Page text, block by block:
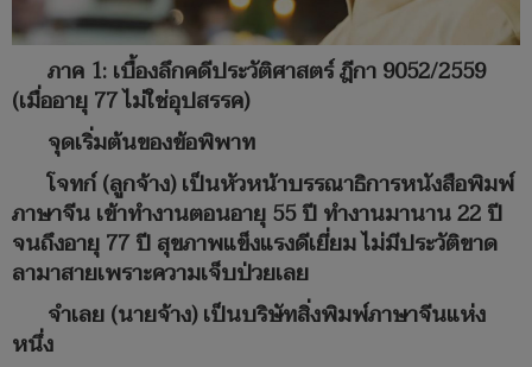
ภาค 1: เบื้องลึกคดีประวัติศาสตร์ ฎีกา 9052/2559
(เมื่ออายุ 77 ไม่ใช่อุปสรรค)
จุดเริ่มต้นของข้อพิพาท
โจทก์ (ลูกจ้าง) เป็นหัวหน้าบรรณาธิการหนังสือพิมพ์
ภาษาจีน เข้าทำงานตอนอายุ 55 ปี ทำงานมานาน 22 ปี
จนถึงอายุ 77 ปี สุขภาพแข็งแรงดีเยี่ยม ไม่มีประวัติขาด
ลามาสายเพราะความเจ็บป่วยเลย
จำเลย (นายจ้าง) เป็นบริษัทสิ่งพิมพ์ภาษาจีนแห่ง
หนึ่ง